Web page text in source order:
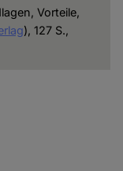
Vorteile,
), 127 S.,